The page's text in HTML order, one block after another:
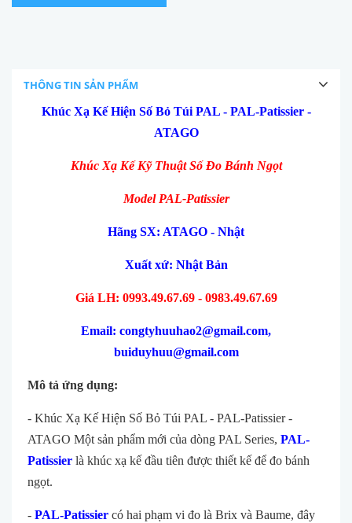
THÔNG TIN SẢN PHẨM
Khúc Xạ Kế Hiện Số Bỏ Túi PAL - PAL-Patissier -
ATAGO
Khúc Xạ Kế Kỹ Thuật Số Đo Bánh Ngọt
Model PAL-Patissier
Hãng SX: ATAGO - Nhật
Xuất xứ: Nhật Bản
Giá LH: 0993.49.67.69 - 0983.49.67.69
Email: congtyhuuhao2@gmail.com,
buiduyhuu@gmail.com
Mô tả ứng dụng:
- Khúc Xạ Kế Hiện Số Bỏ Túi PAL - PAL-Patissier -
ATAGO Một sản phẩm mới của dòng PAL Series, PAL-
Patissier là khúc xạ kế đầu tiên được thiết kế để đo bánh
ngọt.
- PAL-Patissier có hai phạm vi đo là Brix và Baume, đây